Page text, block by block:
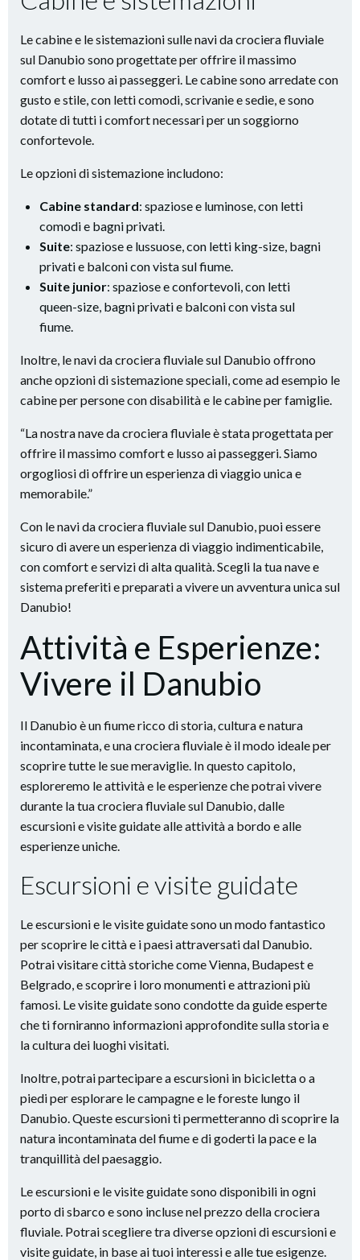
Le cabine e le sistemazioni sulle navi da crociera fluviale
sul Danubio sono progettate per offrire il massimo
comfort e lusso ai passeggeri. Le cabine sono arredate con
gusto e stile, con letti comodi, scrivanie e sedie, e sono
dotate di tutti i comfort necessari per un soggiorno
confortevole.
Le opzioni di sistemazione includono:
Cabine standard: spaziose e luminose, con letti
comodi e bagni privati.
Suite: spaziose e lussuose, con letti king-size, bagni
privati e balconi con vista sul fiume.
Suite junior: spaziose e confortevoli, con letti
queen-size, bagni privati e balconi con vista sul
fiume.
Inoltre, le navi da crociera fluviale sul Danubio offrono
anche opzioni di sistemazione speciali, come ad esempio le
cabine per persone con disabilità e le cabine per famiglie.
“La nostra nave da crociera fluviale è stata progettata per
offrire il massimo comfort e lusso ai passeggeri. Siamo
orgogliosi di offrire un esperienza di viaggio unica e
memorabile.”
Con le navi da crociera fluviale sul Danubio, puoi essere
sicuro di avere un esperienza di viaggio indimenticabile,
con comfort e servizi di alta qualità. Scegli la tua nave e
sistema preferiti e preparati a vivere un avventura unica sul
Danubio!
Attività e Esperienze:
Vivere il Danubio
Il Danubio è un fiume ricco di storia, cultura e natura
incontaminata, e una crociera fluviale è il modo ideale per
scoprire tutte le sue meraviglie. In questo capitolo,
esploreremo le attività e le esperienze che potrai vivere
durante la tua crociera fluviale sul Danubio, dalle
escursioni e visite guidate alle attività a bordo e alle
esperienze uniche.
Escursioni e visite guidate
Le escursioni e le visite guidate sono un modo fantastico
per scoprire le città e i paesi attraversati dal Danubio.
Potrai visitare città storiche come Vienna, Budapest e
Belgrado, e scoprire i loro monumenti e attrazioni più
famosi. Le visite guidate sono condotte da guide esperte
che ti forniranno informazioni approfondite sulla storia e
la cultura dei luoghi visitati.
Inoltre, potrai partecipare a escursioni in bicicletta o a
piedi per esplorare le campagne e le foreste lungo il
Danubio. Queste escursioni ti permetteranno di scoprire la
natura incontaminata del fiume e di goderti la pace e la
tranquillità del paesaggio.
Le escursioni e le visite guidate sono disponibili in ogni
porto di sbarco e sono incluse nel prezzo della crociera
fluviale. Potrai scegliere tra diverse opzioni di escursioni e
visite guidate, in base ai tuoi interessi e alle tue esigenze.